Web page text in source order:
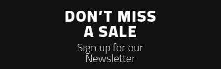
DON’T MISS
A SALE
Sign up for our
Newsletter